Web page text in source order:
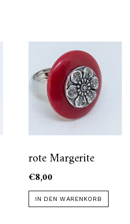
rote Margerite
€8,00
IN DEN WARENKORB